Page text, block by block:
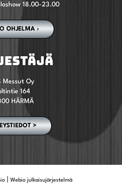
18.00-23.00
OHJELMA ›
Messut Oy
164
HÄRMÄ
>
| Webio julkaisujärjestelmä